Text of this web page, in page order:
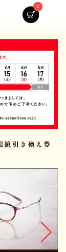
0
鏡引き換え券